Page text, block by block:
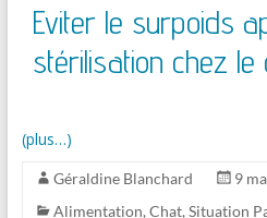
Eviter le surpoids
stérilisation chez le
(plus…)
Géraldine Blanchard
9
Alimentation, Chat, Situation